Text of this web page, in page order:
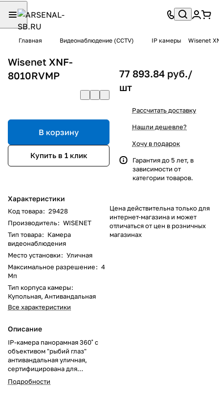
Главная Видеонаблюдение (CCTV) IP камеры Wisenet
Wisenet XNF-
8010RVMP
В корзину
Купить в 1 клик
Характеристики
Код товара: 29428
Производитель: WISENET
Тип товара: Камера
видеонаблюдения
Место установки: Уличная
Максимальное разрешение: 4
Мп
Тип корпуса камеры:
Купольная, Антивандальная
Все характеристики
Описание
IP-камера панорамная 360˚ с
объективом "рыбий глаз"
антивандальная уличная,
сертифицирована для
использования на транспорте;
функция день-ночь (эл.мех. ИК
Подробности
77 893.84 руб./
шт
Рассчитать доставку
Нашли дешевле?
Хочу в подарок
Гарантия до 5 лет, в
зависимости от
категории товаров.
Цена действительна только для
интернет-магазина и может
отличаться от цен в розничных
магазинах